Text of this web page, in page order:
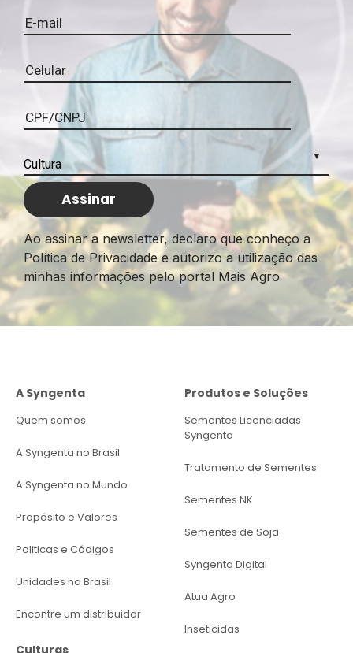
Ao assinar a newsletter, declaro que conheço a
Política de Privacidade e autorizo a utilização das
minhas informações pelo portal Mais Agro
A Syngenta
Quem somos
A Syngenta no Brasil
A Syngenta no Mundo
Propósito e Valores
Politicas e Códigos
Unidades no Brasil
Encontre um distribuidor
Culturas
Produtos e Soluções
Sementes Licenciadas
Syngenta
Tratamento de Sementes
Sementes NK
Sementes de Soja
Syngenta Digital
Atua Agro
Inseticidas